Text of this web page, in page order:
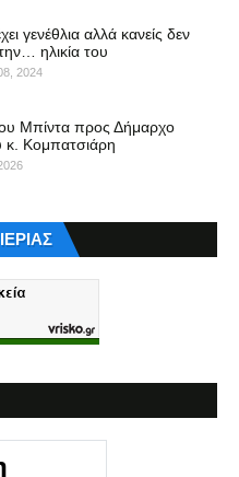
γενέθλια αλλά κανείς δεν
ηλικία του
2024
Μπίντα προς Δήμαρχο
κ. Κομπατσιάρη